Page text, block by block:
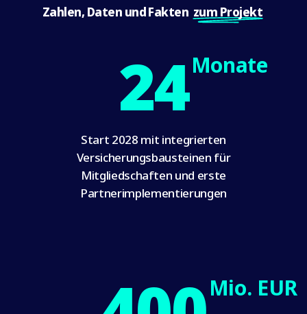
Zahlen, Daten und Fakten zum Projekt
24Monate
Start 2028 mit integrierten
Versicherungsbausteinen für
Mitgliedschaften und erste
Partnerimplementierungen
Mio. EUR